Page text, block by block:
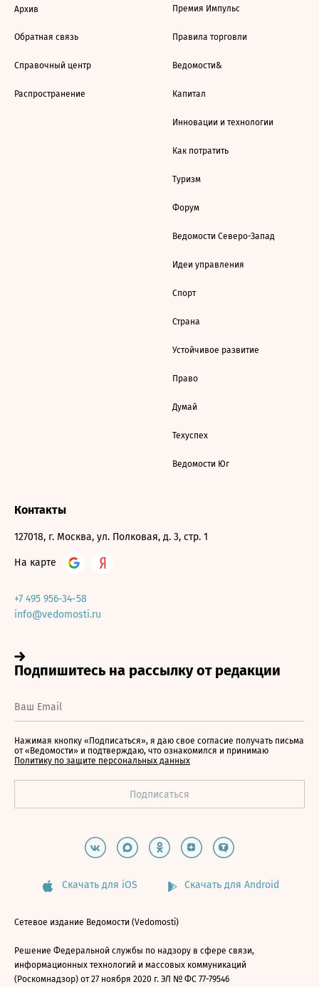
Архив
Обратная связь
Справочный центр
Распространение
Премия Импульс
Правила торговли
Ведомости&
Капитал
Инновации и технологии
Как потратить
Туризм
Форум
Ведомости Северо-Запад
Идеи управления
Спорт
Страна
Устойчивое развитие
Право
Думай
Техуспех
Ведомости Юг
Контакты
127018, г. Москва, ул. Полковая, д. 3, стр. 1
На карте
+7 495 956-34-58
info@vedomosti.ru
Нажимая кнопку «Подписаться», я даю свое согласие получать письма
от «Ведомости» и подтверждаю, что ознакомился и принимаю
Политику по защите персональных данных
Скачать для iOS Скачать для Android
Сетевое издание Ведомости (Vedomosti)
Решение Федеральной службы по надзору в сфере связи,
информационных технологий и массовых коммуникаций
(Роскомнадзор) от 27 ноября 2020 г. ЭЛ № ФС 77-79546